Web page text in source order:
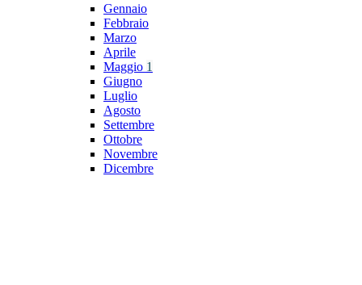
Gennaio
Febbraio
Marzo
Aprile
Maggio 1
Giugno
Luglio
Agosto
Settembre
Ottobre
Novembre
Dicembre